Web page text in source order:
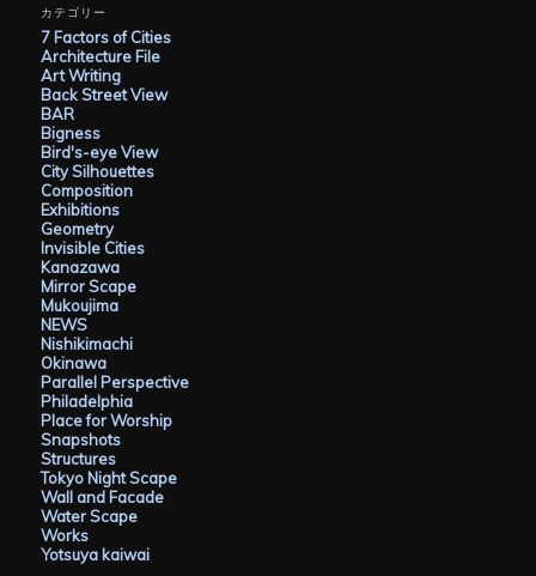
イ
ブ
カテゴリー
7 Factors of Cities
Architecture File
Art Writing
Back Street View
BAR
Bigness
Bird's-eye View
City Silhouettes
Composition
Exhibitions
Geometry
Invisible Cities
Kanazawa
Mirror Scape
Mukoujima
NEWS
Nishikimachi
Okinawa
Parallel Perspective
Philadelphia
Place for Worship
Snapshots
Structures
Tokyo Night Scape
Wall and Facade
Water Scape
Works
Yotsuya kaiwai